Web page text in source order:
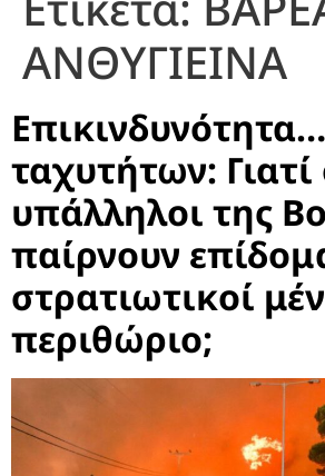
ΑΝΘΥΓΙΕΙΝΑ
ταχυτήτων: Γιατί
υπάλληλοι της
παίρνουν
στρατιωτικοί
περιθώριο;